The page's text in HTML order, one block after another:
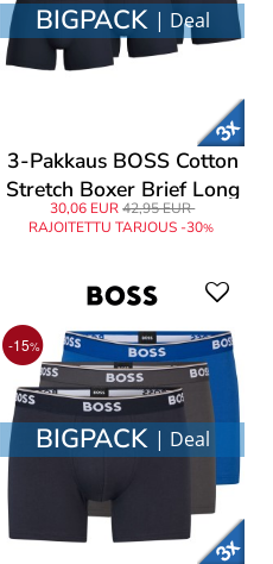
BIGPACK | Deal
3-Pakkaus BOSS Cotton
Stretch Boxer Brief Long
30,06 EUR 42,95 EUR
RAJOITETTU TARJOUS -30%
-15%
BIGPACK | Deal